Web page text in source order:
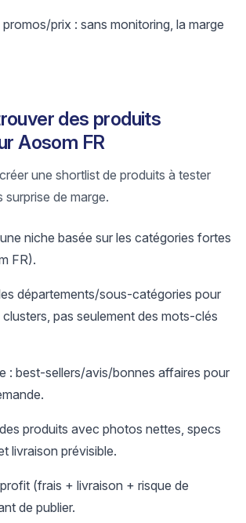
prix : sans monitoring, la marge
des produits
Aosom FR
une shortlist de produits à tester
surprise de marge.
niche basée sur les catégories fortes
FR).
départements/sous-catégories pour
pas seulement des mots-clés
: best-sellers/avis/bonnes affaires pour
produits avec photos nettes, specs
livraison prévisible.
(frais + livraison + risque de
de publier.